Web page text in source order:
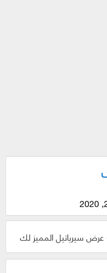
عرض سيرياتيل المميز لك